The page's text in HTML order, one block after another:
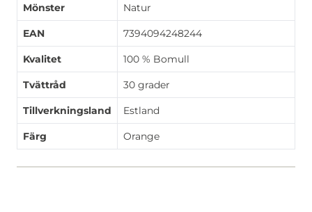
Mönster Natur
EAN 7394094248244
Kvalitet 100 % Bomull
Tvättråd 30 grader
Tillverkningsland Estland
Färg Orange